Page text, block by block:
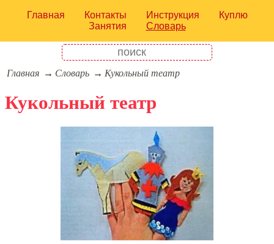
Главная Контакты Инструкция
Куплю
Занятия
Словарь
Главная Словарь Кукольный театр
Кукольный театр